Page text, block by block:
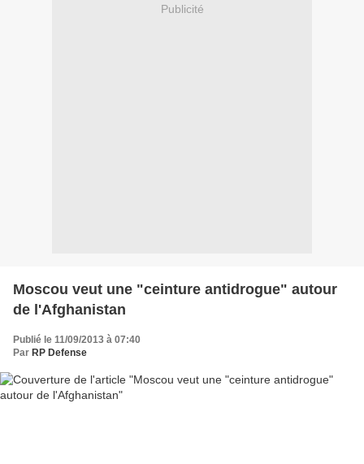
Publicité
Moscou veut une "ceinture antidrogue" autour
de l'Afghanistan
Publié le 11/09/2013 à 07:40
Par RP Defense